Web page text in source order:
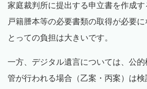
家庭裁判所に提出する申立書を作成す
戸籍謄本等の必要書類の取得が必要
とっての負担は大きいです。
一方、デジタル遺言については、公
管が行われる場合（乙案・丙案）は